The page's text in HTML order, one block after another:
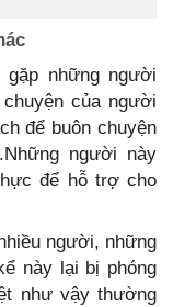
gặp những người
của người
để buôn chuyện
người này
để hỗ trợ cho
người, những
này lại bị phóng
như vậy thường